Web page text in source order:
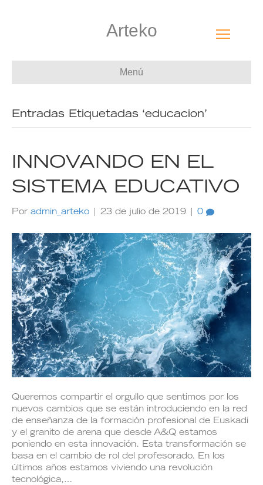
Arteko
Menú
Entradas Etiquetadas ‘educacion’
INNOVANDO EN EL
SISTEMA EDUCATIVO
Por admin_arteko 23 de julio de 2019 0
Queremos compartir el orgullo que sentimos por los
nuevos cambios que se están introduciendo en la red
de enseñanza de la formación profesional de Euskadi
y el granito de arena que desde A&Q estamos
poniendo en esta innovación. Esta transformación se
basa en el cambio de rol del profesorado. En los
últimos años estamos viviendo una revolución
tecnológica,…